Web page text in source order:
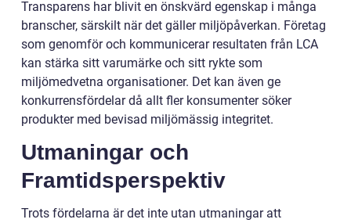
Transparens har blivit en önskvärd egenskap i många
branscher, särskilt när det gäller miljöpåverkan. Företag
som genomför och kommunicerar resultaten från LCA
kan stärka sitt varumärke och sitt rykte som
miljömedvetna organisationer. Det kan även ge
konkurrensfördelar då allt fler konsumenter söker
produkter med bevisad miljömässig integritet.
Utmaningar och
Framtidsperspektiv
Trots fördelarna är det inte utan utmaningar att